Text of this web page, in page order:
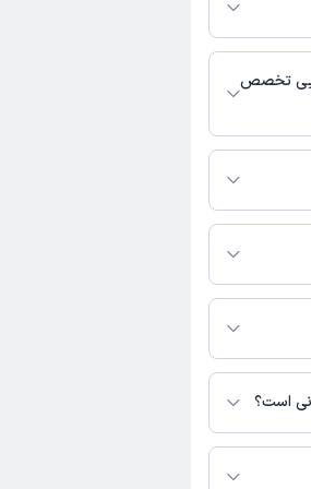
پزشکی و
تخصص
فعالیت
است؟
نیست.